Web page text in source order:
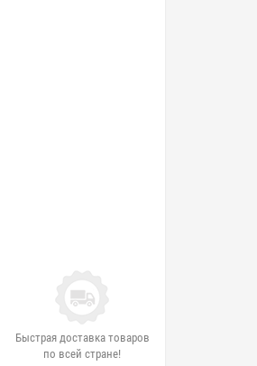
Быстрая доставка товаров
по всей стране!